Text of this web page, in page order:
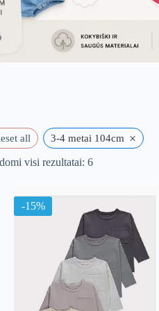
all 3-4 metai 104cm ×
visi rezultatai: 6Rūšiuojama
-15%